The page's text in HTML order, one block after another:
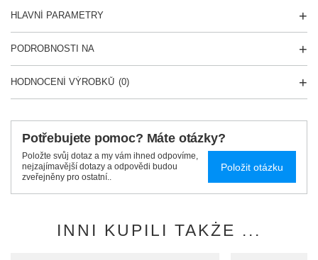
HLAVNÍ PARAMETRY
PODROBNOSTI NA
HODNOCENÍ VÝROBKŮ (0)
Potřebujete pomoc? Máte otázky?
Položte svůj dotaz a my vám ihned odpovíme,
nejzajímavější dotazy a odpovědi budou
zveřejněny pro ostatní..
Položit otázku
INNI KUPILI TAKŻE ...